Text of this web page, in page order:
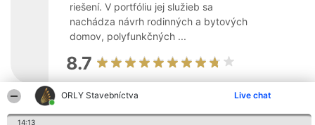
ORLY Stavebníctva Live chat
14:13
riešení. V portfóliu jej služieb sa
nachádza návrh rodinných a bytových
domov, polyfunkčných ...
8.7
Organizátor hodnotenia
Bright Side Solutions sp. z o.
Hodnotenie Kontakt